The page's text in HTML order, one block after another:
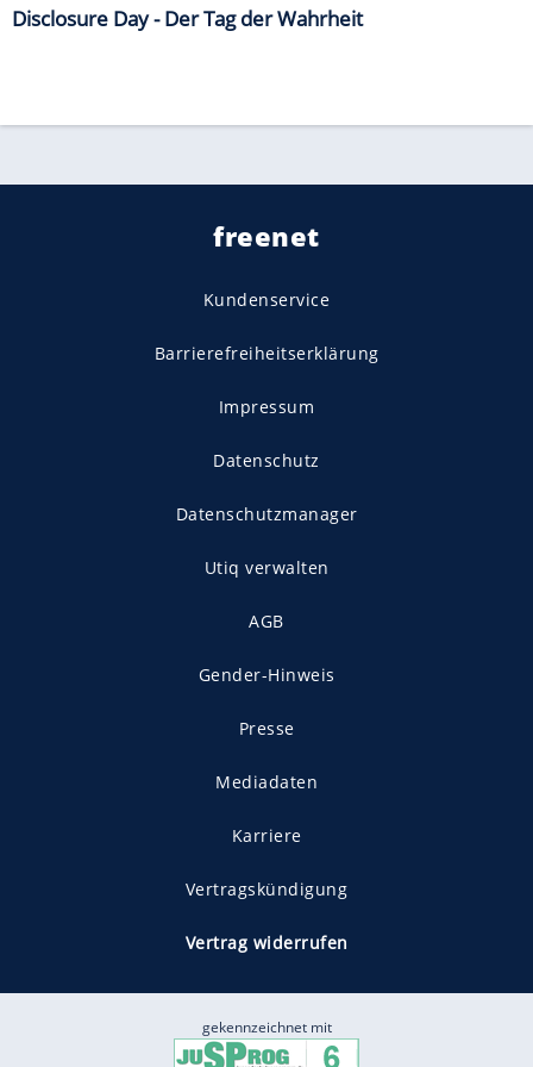
Disclosure Day - Der Tag der Wahrheit
freenet
Kundenservice
Barrierefreiheitserklärung
Impressum
Datenschutz
Datenschutzmanager
Utiq verwalten
AGB
Gender-Hinweis
Presse
Mediadaten
Karriere
Vertragskündigung
Vertrag widerrufen
gekennzeichnet mit